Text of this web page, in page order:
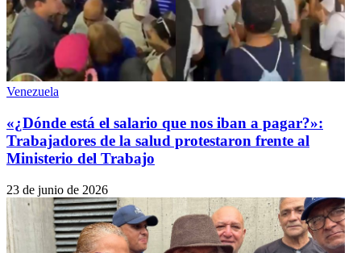
Venezuela
«¿Dónde está el salario que nos iban a pagar?»:
Trabajadores de la salud protestaron frente al
Ministerio del Trabajo
23 de junio de 2026